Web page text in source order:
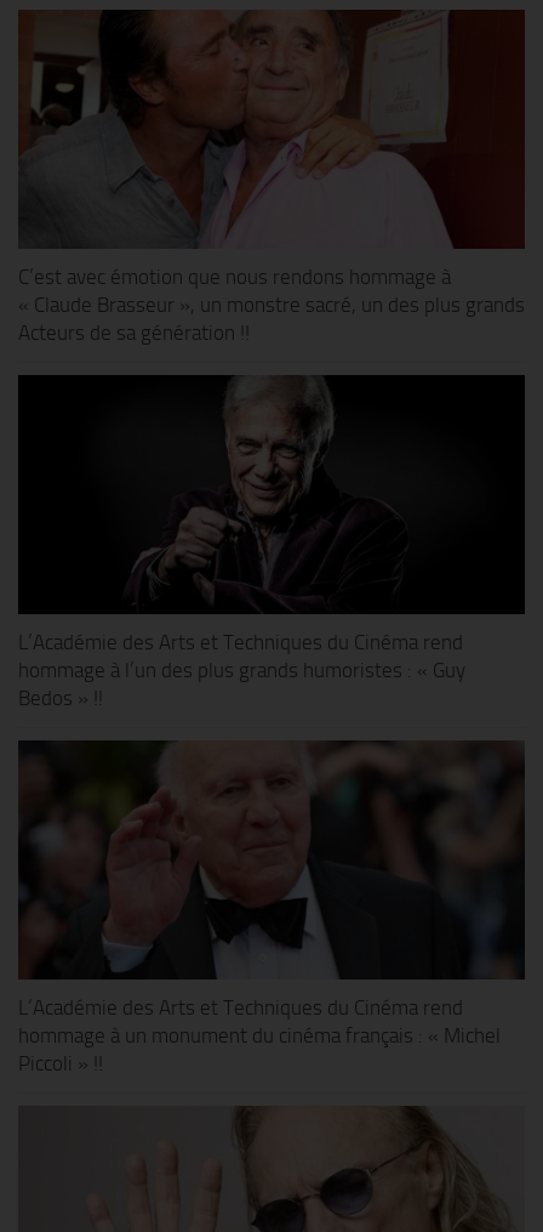
C’est avec émotion que nous rendons hommage à
« Claude Brasseur », un monstre sacré, un des plus grands
Acteurs de sa génération !!
L’Académie des Arts et Techniques du Cinéma rend
hommage à l’un des plus grands humoristes : « Guy
Bedos » !!
L’Académie des Arts et Techniques du Cinéma rend
hommage à un monument du cinéma français : « Michel
Piccoli » !!